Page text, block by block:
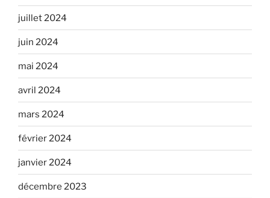
juillet 2024
juin 2024
mai 2024
avril 2024
mars 2024
février 2024
janvier 2024
décembre 2023